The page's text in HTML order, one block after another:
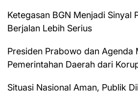
Ketegasan BGN Menjadi Sinyal
Berjalan Lebih Serius
Presiden Prabowo dan Agenda
Pemerintahan Daerah dari
Situasi Nasional Aman, Publik